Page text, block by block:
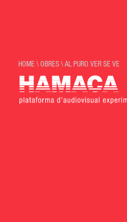
HOME \OBRES \AL PURO VER SE VE